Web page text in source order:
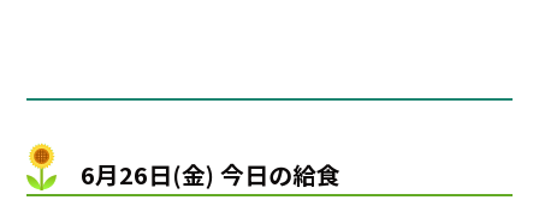
6月26日(金) 今日の給食